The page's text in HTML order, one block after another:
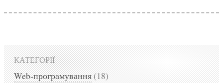
КАТЕГОРІЇ
Web-програмування(18)